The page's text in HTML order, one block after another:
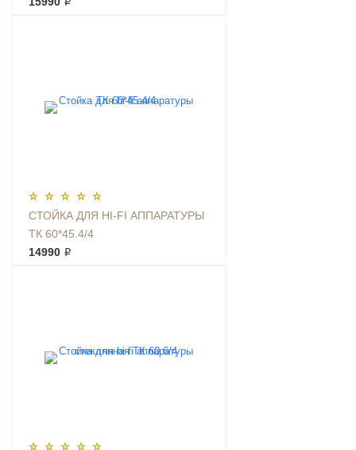
СТОЙКА ДЛЯ HI-FI АППАРАТУРЫ
ТК 60*45.4/4
14990 ₽